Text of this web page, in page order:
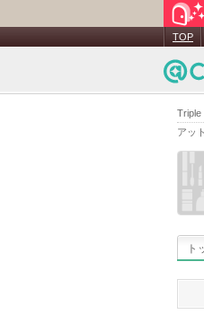
Triple
アッ
TOP
ト